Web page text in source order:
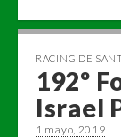
RACING DE
192º
Israel
1 mayo, 2019